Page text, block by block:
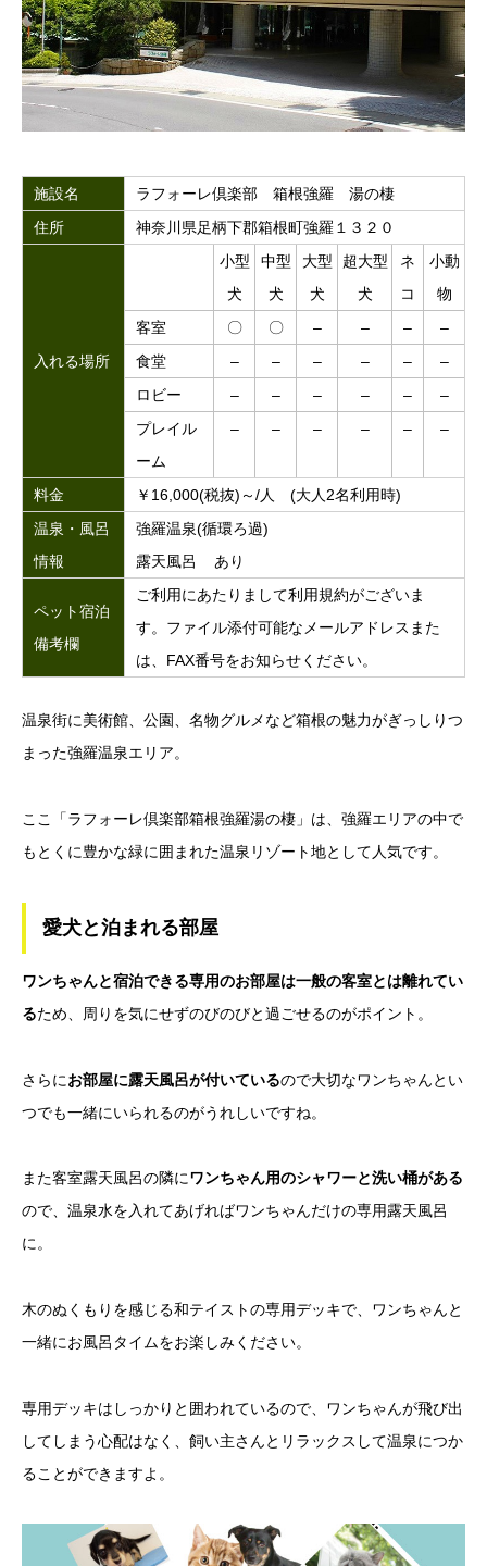
施設名
ラフォーレ倶楽部 箱根強羅 湯の棲
住所
神奈川県足柄下郡箱根町強羅１３２０
入れる場所
小型
犬
中型
犬
大型
犬
超大型
犬
ネ
コ
小動
物
客室
〇 〇 – – –
–
食堂
– – – – –
–
ロビー
– – – – –
–
プレイル
ーム
– – – – – –
料金
￥16,000(税抜)～/人 (大人2名利用時)
温泉・風呂
情報
強羅温泉(循環ろ過)
露天風呂 あり
ペット宿泊
備考欄
ご利用にあたりまして利用規約がございま
す。ファイル添付可能なメールアドレスまた
は、FAX番号をお知らせください。
温泉街に美術館、公園、名物グルメなど箱根の魅力がぎっしりつ
まった強羅温泉エリア。
ここ「ラフォーレ倶楽部箱根強羅湯の棲」は、強羅エリアの中で
もとくに豊かな緑に囲まれた温泉リゾート地として人気です。
愛犬と泊まれる部屋
ワンちゃんと宿泊できる専用のお部屋は一般の客室とは離れてい
るため、周りを気にせずのびのびと過ごせるのがポイント。
さらにお部屋に露天風呂が付いているので大切なワンちゃんとい
つでも一緒にいられるのがうれしいですね。
また客室露天風呂の隣にワンちゃん用のシャワーと洗い桶がある
ので、温泉水を入れてあげればワンちゃんだけの専用露天風呂
に。
木のぬくもりを感じる和テイストの専用デッキで、ワンちゃんと
一緒にお風呂タイムをお楽しみください。
専用デッキはしっかりと囲われているので、ワンちゃんが飛び出
してしまう心配はなく、飼い主さんとリラックスして温泉につか
ることができますよ。